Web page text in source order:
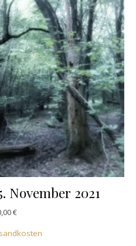
November 2021
€